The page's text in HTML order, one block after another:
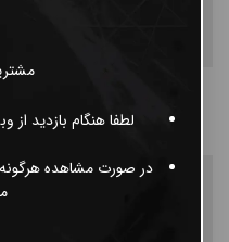
لطفا هنگام بازدید
در صورت مشاهده
200,000تومان